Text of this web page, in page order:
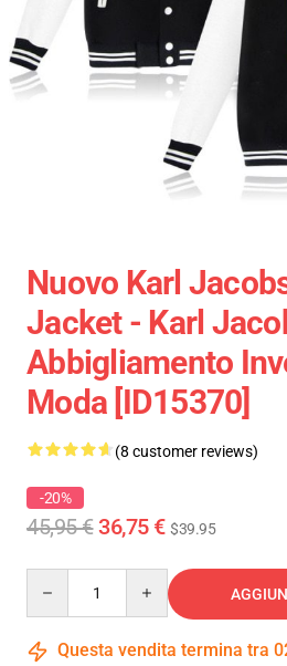
Nuovo Karl
Jacket - Karl
Abbigliamento
Moda [ID15370]
(8 customer reviews)
-20%
45,95 €36,75 € $39.95
Questa vendita termina tra